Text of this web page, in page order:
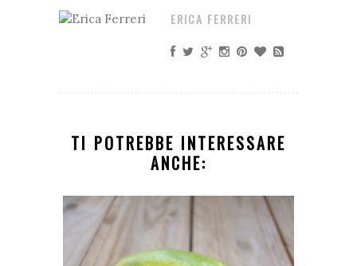
ERICA FERRERI
TI POTREBBE INTERESSARE
ANCHE: